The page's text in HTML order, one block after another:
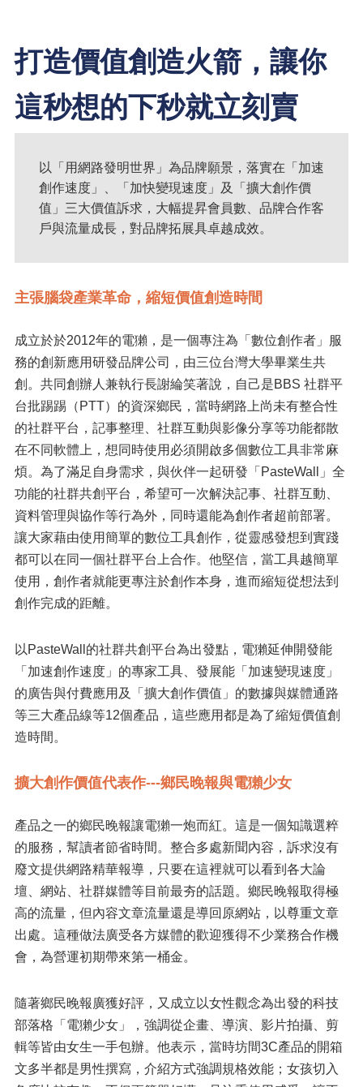
打造價值創造火箭，讓你
這秒想的下秒就立刻賣
以「用網路發明世界」為品牌願景，落實在「加速
創作速度」、「加快變現速度」及「擴大創作價
值」三大價值訴求，大幅提昇會員數、品牌合作客
戶與流量成長，對品牌拓展具卓越成效。
主張腦袋產業革命，縮短價值創造時間
成立於於2012年的電獺，是一個專注為「數位創作者」服
務的創新應用研發品牌公司，由三位台灣大學畢業生共
創。共同創辦人兼執行長謝綸笑著說，自己是BBS 社群平
台批踢踢（PTT）的資深鄉民，當時網路上尚未有整合性
的社群平台，記事整理、社群互動與影像分享等功能都散
在不同軟體上，想同時使用必須開啟多個數位工具非常麻
煩。為了滿足自身需求，與伙伴一起研發「PasteWall」全
功能的社群共創平台，希望可一次解決記事、社群互動、
資料管理與協作等行為外，同時還能為創作者超前部署。
讓大家藉由使用簡單的數位工具創作，從靈感發想到實踐
都可以在同一個社群平台上合作。他堅信，當工具越簡單
使用，創作者就能更專注於創作本身，進而縮短從想法到
創作完成的距離。
以PasteWall的社群共創平台為出發點，電獺延伸開發能
「加速創作速度」的專家工具、發展能「加速變現速度」
的廣告與付費應用及「擴大創作價值」的數據與媒體通路
等三大產品線等12個產品，這些應用都是為了縮短價值創
造時間。
擴大創作價值代表作---鄉民晚報與電獺少女
產品之一的鄉民晚報讓電獺一炮而紅。這是一個知識選粹
的服務，幫讀者節省時間。整合多處新聞內容，訴求沒有
廢文提供網路精華報導，只要在這裡就可以看到各大論
壇、網站、社群媒體等目前最夯的話題。鄉民晚報取得極
高的流量，但內容文章流量還是導回原網站，以尊重文章
出處。這種做法廣受各方媒體的歡迎獲得不少業務合作機
會，為營運初期帶來第一桶金。
隨著鄉民晚報廣獲好評，又成立以女性觀念為出發的科技
部落格「電獺少女」，強調從企畫、導演、影片拍攝、剪
輯等皆由女生一手包辦。他表示，當時坊間3C產品的開箱
文多半都是男性撰寫，介紹方式強調規格效能；女孩切入